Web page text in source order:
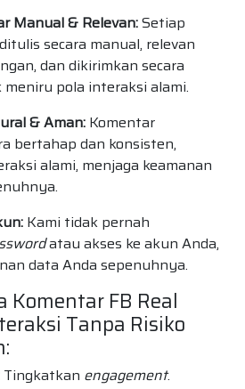
Manual & Relevan:Setiap
secara manual, relevan
dan dikirimkan secara
pola interaksi alami.
& Aman: Komentar
bertahap dan konsisten,
alami, menjaga keamanan
Kami tidak pernah
atau akses ke akun Anda,
data Anda sepenuhnya.
FB Real
Tanpa Risiko
Tingkatkan engagement.